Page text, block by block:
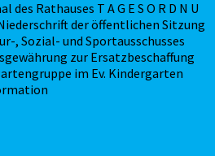
Rathauses T A G E S O R D N U
der öffentlichen Sitzung
, Sozial- und Sportausschusses
zur Ersatzbeschaffung
im Ev. Kindergarten